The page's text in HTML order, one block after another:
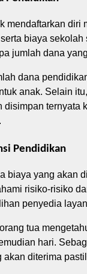
mendaftarkan
biaya
jumlah dana
dana
anak. Selain
disimpan ternyata
Pendidikan
biaya yang akan
risiko-risiko
penyedia
tua
hari.
akan diterima